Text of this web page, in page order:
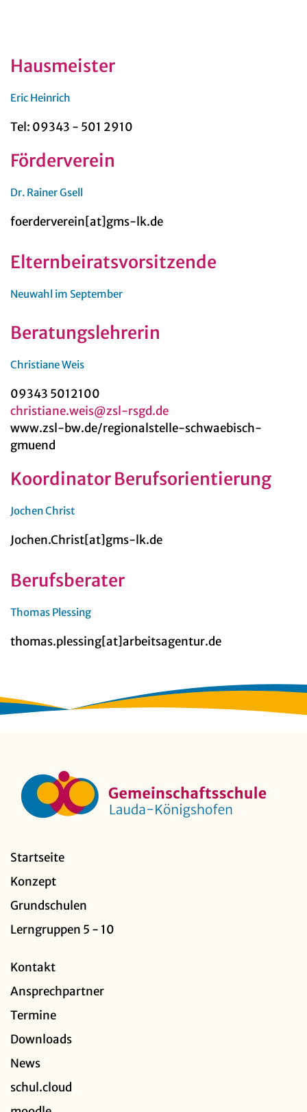
Hausmeister
Eric Heinrich
Tel: 09343 - 501 2910
Förderverein
Dr. Rainer Gsell
foerderverein[at]gms-lk.de
Elternbeiratsvorsitzende
Neuwahl im September
Beratungslehrerin
Christiane Weis
09343 5012100
christiane.weis@zsl-rsgd.de
www.zsl-bw.de/regionalstelle-schwaebisch-
gmuend
Koordinator Berufsorientierung
Jochen Christ
Jochen.Christ[at]gms-lk.de
Berufsberater
Thomas Plessing
thomas.plessing[at]arbeitsagentur.de
Startseite
Konzept
Grundschulen
Lerngruppen 5 - 10
Kontakt
Ansprechpartner
Termine
Downloads
News
schul.cloud